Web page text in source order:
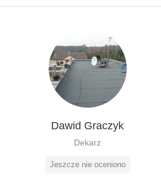
Dawid Graczyk
Dekarz
Jeszcze nie oceniono